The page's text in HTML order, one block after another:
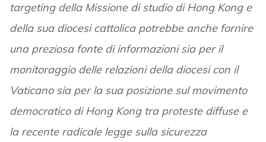
targeting della Missione di studio di Hong Kong e
della sua diocesi cattolica potrebbe anche fornire
una preziosa fonte di informazioni sia per il
monitoraggio delle relazioni della diocesi con il
Vaticano sia per la sua posizione sul movimento
democratico di Hong Kong tra proteste diffuse e
la recente radicale legge sulla sicurezza